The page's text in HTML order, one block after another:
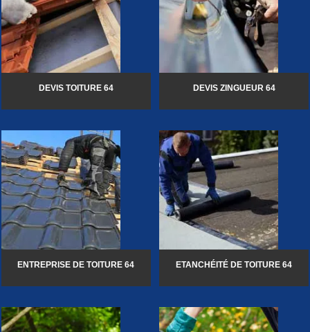
DEVIS TOITURE 64 DEVIS ZINGUEUR 64
ENTREPRISE DE TOITURE 64 ETANCHÉITÉ DE TOITURE 64